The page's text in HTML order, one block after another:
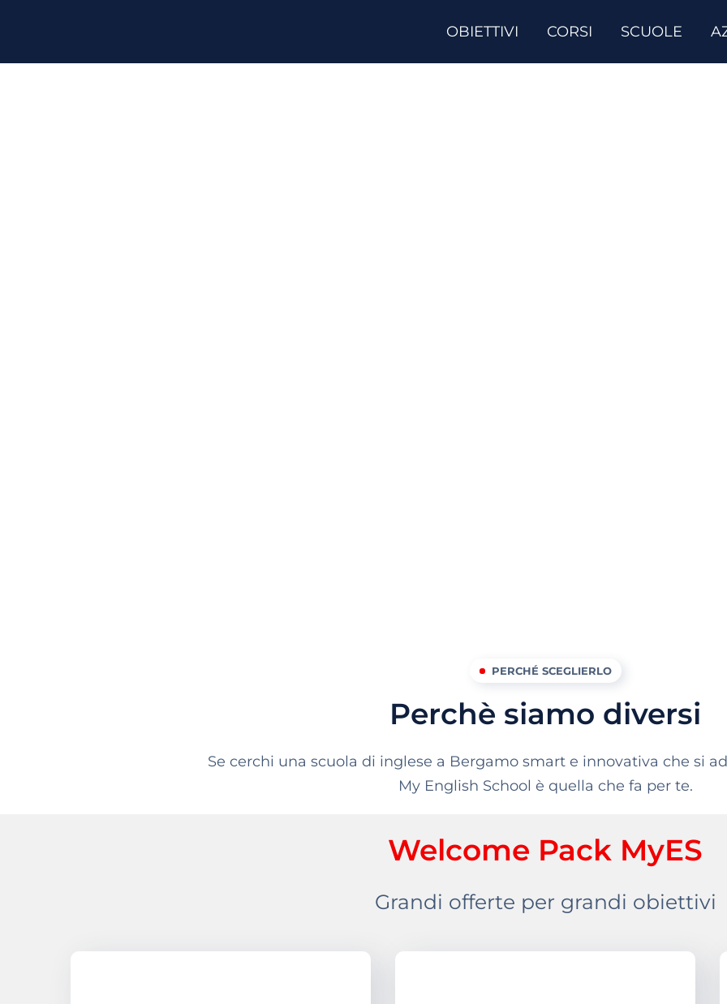
OBIETTIVI CORSI SCUOLE
PERCHÉ SCEGLIERLO
Perchè siamo diversi
Se cerchi una scuola di inglese a Bergamo smart e innovativa che si
My English School è quella che fa per te.
Welcome Pack MyES
Grandi offerte per grandi obiettivi